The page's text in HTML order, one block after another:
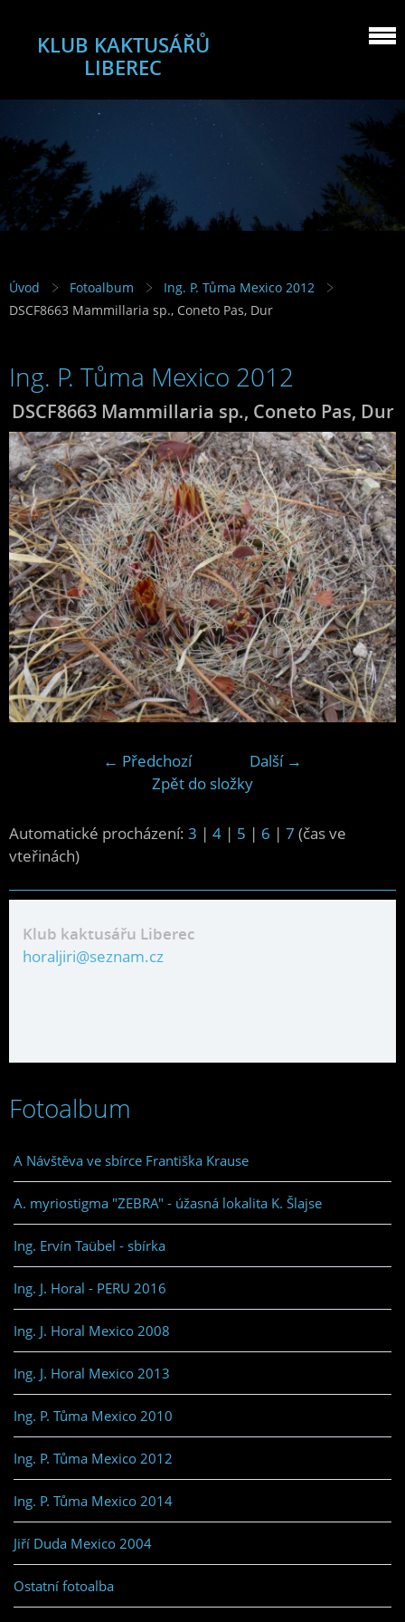
KLUB KAKTUSÁŘŮ
LIBEREC
Úvod Fotoalbum
Ing. P. Tůma Mexico 2012
DSCF8663 Mammillaria sp., Coneto Pas, Dur
Ing. P. Tůma Mexico 2012
DSCF8663 Mammillaria sp., Coneto Pas, Dur
← Předchozí
Další →
Zpět do složky
Automatické procházení: 3 | 4 | 5 | 6 | 7 (čas ve
vteřinách)
Klub kaktusářu Liberec
horaljiri@seznam.cz
Fotoalbum
A Návštěva ve sbírce Františka Krause
A. myriostigma "ZEBRA" - úžasná lokalita K. Šlajse
Ing. Ervín Taübel - sbírka
Ing. J. Horal - PERU 2016
Ing. J. Horal Mexico 2008
Ing. J. Horal Mexico 2013
Ing. P. Tůma Mexico 2010
Ing. P. Tůma Mexico 2012
Ing. P. Tůma Mexico 2014
Jiří Duda Mexico 2004
Ostatní fotoalba